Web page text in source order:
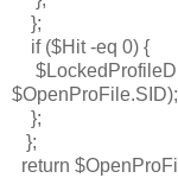
};
if ($Hit -eq 0) {
$OpenProFile.SID);
};
};
return